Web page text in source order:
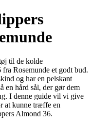
til de kolde
Rosemunde et godt bud.
og har en pelskant
en hård sål, der gør dem
I denne guide vil vi give
at kunne træffe en
Almond 36.